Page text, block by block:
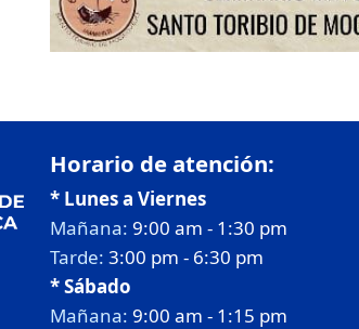
Horario de atención:
* Lunes a Viernes
Mañana: 9:00 am - 1:30 pm
Tarde: 3:00 pm - 6:30 pm
* Sábado
Mañana: 9:00 am - 1:15 pm